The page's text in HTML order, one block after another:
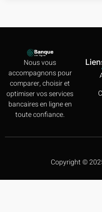
Nous vous
accompagnons pour
comparer, choisir et
optimiser vos services
bancaires en ligne en
toute confiance.
Copyright ©